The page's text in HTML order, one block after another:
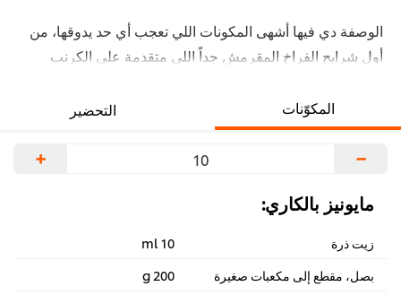
الوصفة دي فيها أشهى المكونات اللي تعجب أي حد يدوقها، من
أول شرايح الفراخ المقرمش جداً اللي متقدمة على الكرنب
صلصة الكاري وعصرة ليمون أخضر. هتلاقي الوصفة الكاملة
تحت.
المكوّنات التحضير
مايونيز بالكاري:
زيت ذرة
10 ml
بصل، مقطع إلى مكعبات صغيرة
200 g